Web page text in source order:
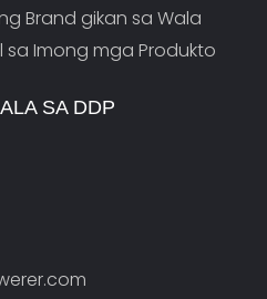
Brand gikan sa Wala
sa Imong mga Produkto
SA DDP